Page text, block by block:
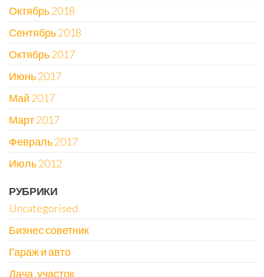
Октябрь 2018
Сентябрь 2018
Октябрь 2017
Июнь 2017
Май 2017
Март 2017
Февраль 2017
Июль 2012
РУБРИКИ
Uncategorised
Бизнес советник
Гараж и авто
Дача, участок